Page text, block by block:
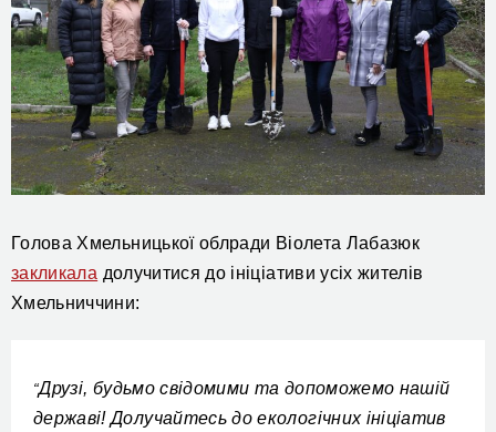
Голова Хмельницької облради Віолета Лабазюк
закликала долучитися до ініціативи усіх жителів
Хмельниччини:
“Друзі, будьмо свідомими та допоможемо нашій
державі! Долучайтесь до екологічних ініціатив